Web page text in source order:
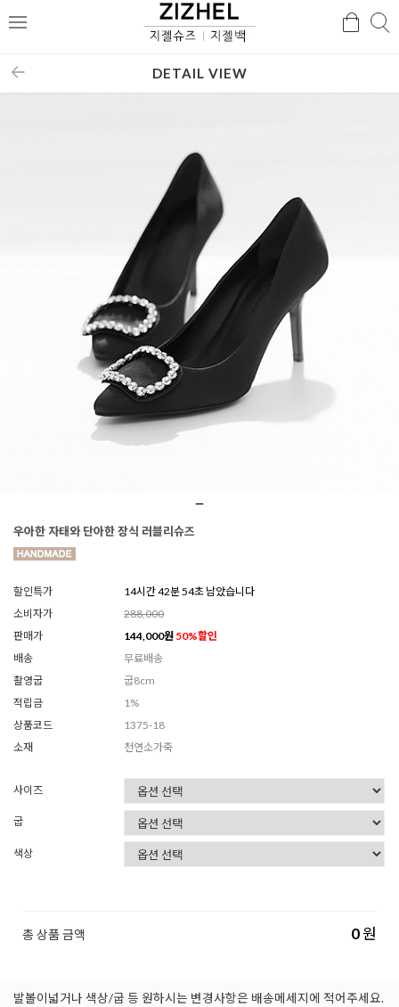
메
검
DETAIL VIEW
우아한 자태와 단아한 장식 러블리슈즈
할인특가
14시간 42분 51초 남았습니다
소비자가
288,000
판매가
144,000원 50%할인
배송
무료배송
촬영굽
굽8cm
적립금
1%
상품코드
1375-18
소재
천연소가죽
사이즈
굽
색상
총 상품 금액 0원
발볼이넓거나 색상/굽 등 원하시는 변경사항은 배송메세지에 적어주세요.